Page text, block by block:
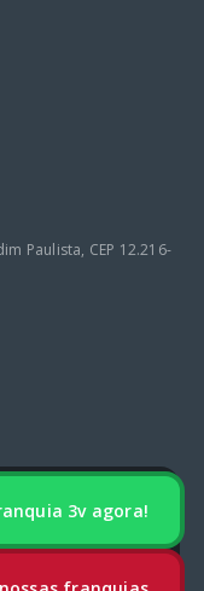
Paulista, CEP 12.216-
Reservados.
3v agora!